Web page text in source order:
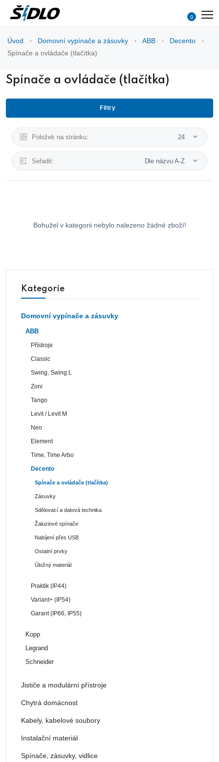
0
Úvod Domovní vypínače a zásuvky ABB
Decento
Spínače a ovládače (tlačítka)
Spínače a ovládače (tlačítka)
Filtry
Položek na stránku: 24
Seřadit: Dle názvu A-Z
Bohužel v kategorii nebylo nalezeno žádné zboží!
Kategorie
Domovní vypínače a zásuvky
ABB
Přístroje
Classic
Swing, Swing L
Zoni
Tango
Levit / Levit M
Neo
Element
Time, Time Arbo
Decento
Spínače a ovládače (tlačítka)
Zásuvky
Sdělovací a datová technika
Žaluziové spínače
Nabíjení přes USB
Ostatní prvky
Úložný materiál
Praktik (IP44)
Variant+ (IP54)
Garant (IP66, IP55)
Kopp
Legrand
Schneider
Jističe a modulární přístroje
Chytrá domácnost
Kabely, kabelové soubory
Instalační materiál
Spínače, zásuvky, vidlice